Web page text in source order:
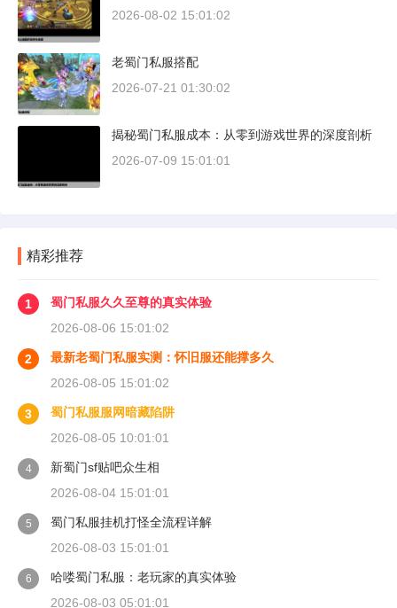
2026-08-02 15:01:02
老蜀门私服搭配
2026-07-21 01:30:02
揭秘蜀门私服成本：从零到游戏世界的深度剖析
2026-07-09 15:01:01
精彩推荐
1
蜀门私服久久至尊的真实体验
2026-08-06 15:01:02
2
最新老蜀门私服实测：怀旧服还能撑多久
2026-08-05 15:01:02
3
蜀门私服服网暗藏陷阱
2026-08-05 10:01:01
4
新蜀门sf贴吧众生相
2026-08-04 15:01:01
5
蜀门私服挂机打怪全流程详解
2026-08-03 15:01:01
6
哈喽蜀门私服：老玩家的真实体验
2026-08-03 05:01:01